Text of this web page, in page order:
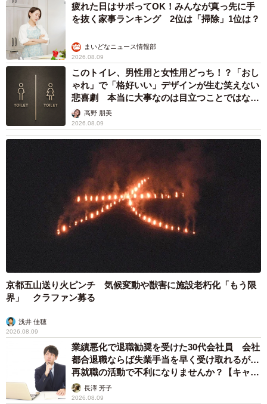
疲れた日はサボってOK！みんなが真っ先に手
を抜く家事ランキング 2位は「掃除」1位は？
まいどなニュース情報部
2026.08.09
このトイレ、男性用と女性用どっち！？「おし
ゃれ」で「格好いい」デザインが生む笑えない
悲喜劇 本当に大事なのは目立つことではな
く…高野 朋美
2026.08.09
京都五山送り火ピンチ 気候変動や獣害に施設老朽化「もう限
界」 クラファン募る
浅井 佳穂
2026.08.09
業績悪化で退職勧奨を受けた30代会社員 会社
都合退職ならば失業手当を早く受け取れるが…
再就職の活動で不利になりませんか？【キャリ
アカウンセラーが解説】
長澤 芳子
2026.08.09